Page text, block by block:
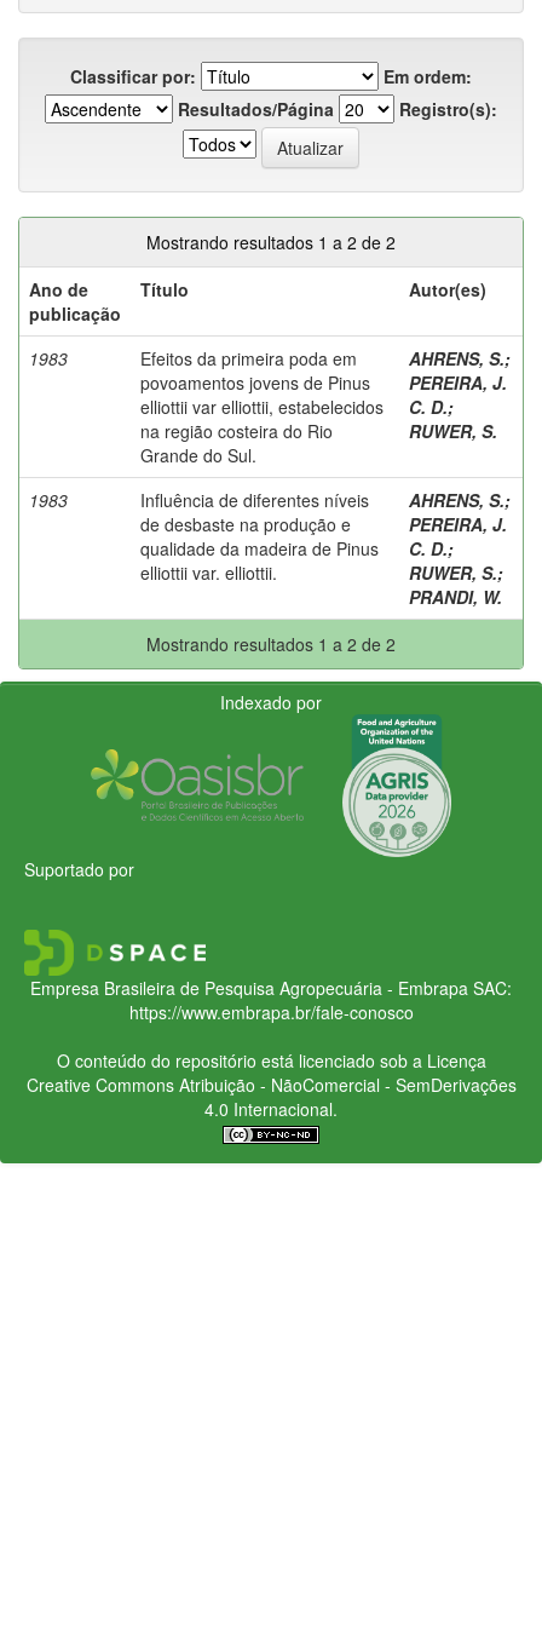
Classificar por:
Em ordem:
Resultados/Página
Registro(s):
Mostrando resultados 1 a 2 de 2
Ano de
publicação
Título Autor(es)
1983
Efeitos da primeira poda em
povoamentos jovens de Pinus
elliottii var elliottii, estabelecidos
na região costeira do Rio
Grande do Sul.
AHRENS, S.;
PEREIRA, J.
C. D.;
RUWER, S.
1983
Influência de diferentes níveis
de desbaste na produção e
qualidade da madeira de Pinus
elliottii var. elliottii.
AHRENS, S.;
PEREIRA, J.
C. D.;
RUWER, S.;
PRANDI, W.
Mostrando resultados 1 a 2 de 2
Indexado por
Suportado por
Empresa Brasileira de Pesquisa Agropecuária - Embrapa SAC:
https://www.embrapa.br/fale-conosco
O conteúdo do repositório está licenciado sob a Licença
Creative CommonsAtribuição - NãoComercial - SemDerivações
4.0 Internacional.